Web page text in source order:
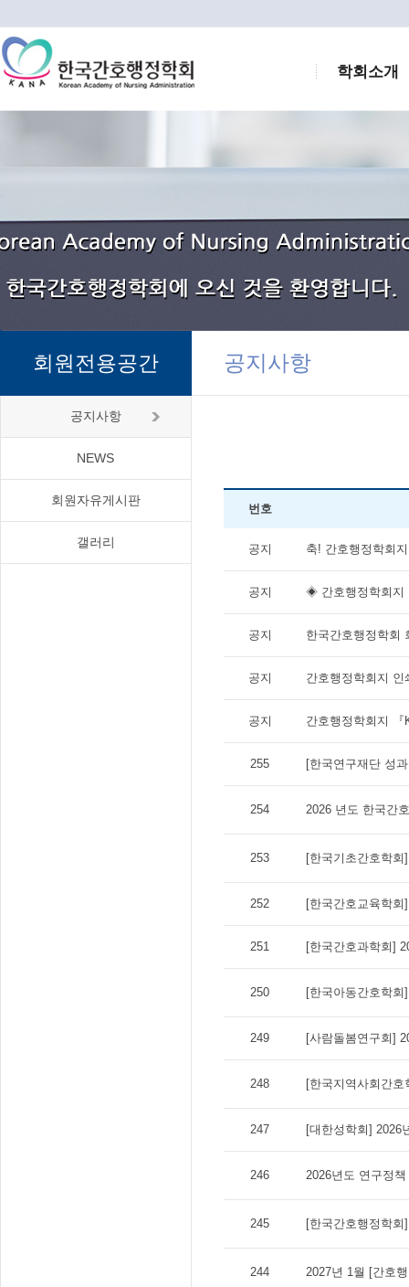
학회소개
회원전용공간
공지사항
NEWS
회원자유게시판
갤러리
공지사항
번호
공지 축! 간호행정학회
공지 ◈ 간호행정학회지
공지 한국간호행정학회
공지 간호행정학회지
공지 간호행정학회지
255 [한국연구재단 성
254 2026 년도 한국간
253 [한국기초간호학
252 [한국간호교육학
251 [한국간호과학회]
250 [한국아동간호학
249 [사람돌봄연구회]
248 [한국지역사회간
247 [대한성학회] 2026
246 2026년도 연구정
245 [한국간호행정학
244 2027년 1월 [간호